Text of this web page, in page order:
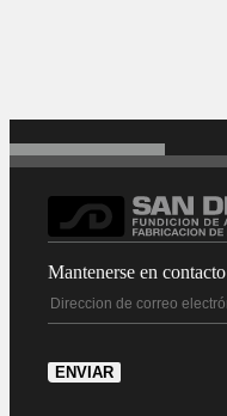
Mantenerse en contacto
ENVIAR